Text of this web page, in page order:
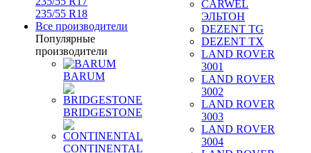
235/55 R18
Все производители
Популярные
производители
BARUM
BRIDGESTONE
CONTINENTAL
CARWEL
ЭЛЬТОН
DEZENT TG
DEZENT TX
LAND ROVER
3001
LAND ROVER
3002
LAND ROVER
3003
LAND ROVER
3004